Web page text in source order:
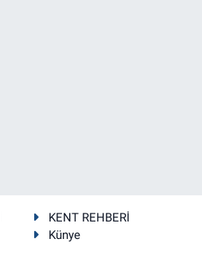
KENT REHBERİ
Künye